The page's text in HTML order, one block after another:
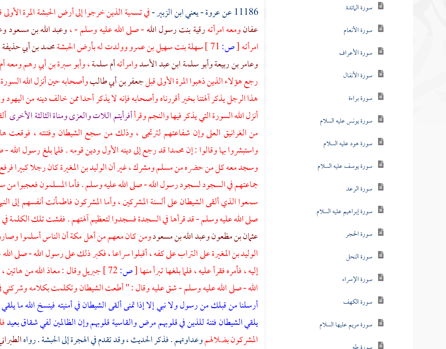
سورة المائدة
سورة الأنعام
سورة الأعراف
سورة الأنفال
سورة براءة
سورة يونس عليه السلام
سورة هود عليه السلام
سورة يوسف عليه السلام
سورة الرعد
سورة إبراهيم عليه السلام
سورة الحجر
سورة النحل
سورة الإسراء
سورة الكهف
سورة مريم عليها السلام
11186 عن
عروة - يعني ابن الزبير-في تسمية الذين خرجوا إلى أرضالحبشةالمرة
عفانومعه امرأتهرقية بنت رسول الله- صلى الله عليه وسلم - ،وعبد الله بن مسعود
امرأته[ص: سهلة بنت سهيل بن عمرووولدت له بأرضالحبشةمحمد بن أبي حذيفة
وعامر بن ربيعةوأبو سلمة ابن عبد الأسدوامرأتهأم سلمة،وأبو سبرة بن أبي رهمومعه
رجع هؤلاء الذين ذهبوا المرة الأولى قبلجعفر بن أبي طالبوأصحابه حين أنزل الله
هذا الرجل يذكر آلهتنا بخير أقررناه وأصحابه فإنه لا يذكر أحدا ممن خالف دينه مناليهود
أنزل الله السورة التي يذكر فيها والنجم وقرأأفرأيتم اللات والعزى ومناة الثالثة الأخرى
من الغرانيق العلى وإن شفاعتهم لترتجى ، وذلك من سجع الشيطان وفتنته ، فوقعت
واستبشروا بها وقالوا : إنمحمداقد رجع إلى دينه الأول ودين قومه . فلما بلغ رسول
وسجد معه كل من حضره من مسلم ومشرك ، غير أنالوليد بن المغيرةكان رجلا كبيرا
جماعتهم في السجود لسجود رسول الله - صلى الله عليه وسلم . فأما المسلمون فعجبوا من
سمعوا الذي ألقى الشيطان على ألسنة المشركين ، وأما المشركون فاطمأنت أنفسهم إلى
صلى الله عليه وسلم - قد قرأها في السجدة فسجدوا لتعظيم آلهتهم . ففشت تلك الكلمة
عثمان بن مظعونوعبد الله بن مسعودومن كان معهم منأهل مكةأن الناس أسلموا
الوليد بن المغيرةعلى التراب على كفه ، أقبلوا سراعا ، فكبر ذلك على رسول الله - صلى
إليه ، فأمره فقرأ عليه ، فلما بلغها تبرأ منها[ص: جبريلوقال :معاذ اللهمن هاتين
الله - صلى الله عليه وسلم - شق عليه وقال : " أطعت الشيطان وتكلمت بكلامه وشركني
أرسلنا من قبلك من رسول ولا نبي إلا إذا تمنى ألقى الشيطان في أمنيته فينسخ الله ما
يلقي الشيطان فتنة للذين في قلوبهم مرض والقاسية قلوبهم وإن الظالمين لفي شقاق بعيد
المشركون بضلالهموعداوتهم . فذكر الحديث ، وقد تقدم في الهجرة إلىالحبشة. رواه